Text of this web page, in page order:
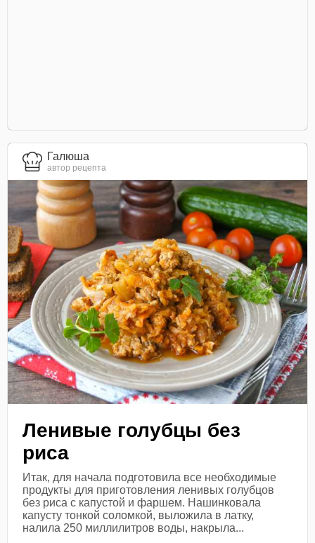
Галюша
автор рецепта
Ленивые голубцы без
риса
Итак, для начала подготовила все необходимые
продукты для приготовления ленивых голубцов
без риса с капустой и фаршем. Нашинковала
капусту тонкой соломкой, выложила в латку,
налила 250 миллилитров воды, накрыла...